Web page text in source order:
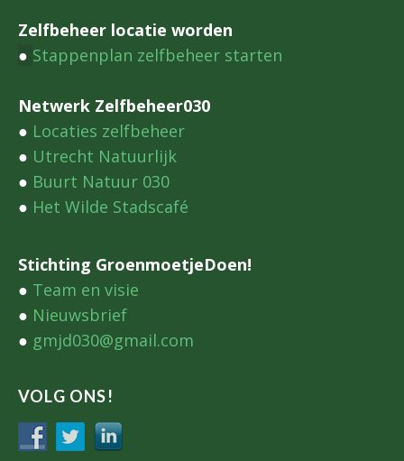
Zelfbeheer locatie worden
● Stappenplan zelfbeheer starten
Netwerk Zelfbeheer030
● Locaties zelfbeheer
● Utrecht Natuurlijk
● Buurt Natuur 030
● Het Wilde Stadscafé
Stichting GroenmoetjeDoen!
● Team en visie
● Nieuwsbrief
● gmjd030@gmail.com
VOLG ONS!